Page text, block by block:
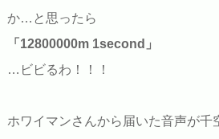
か…と思ったら
「12800000m 1second」
…ビビるわ！！！
ホワイマンさんから届いた音声が千